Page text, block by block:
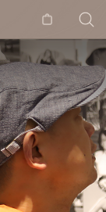
购物
袋